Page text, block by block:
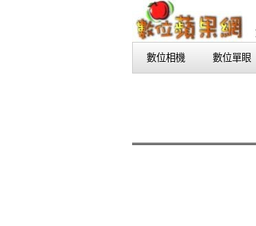
數位相機 數位單眼